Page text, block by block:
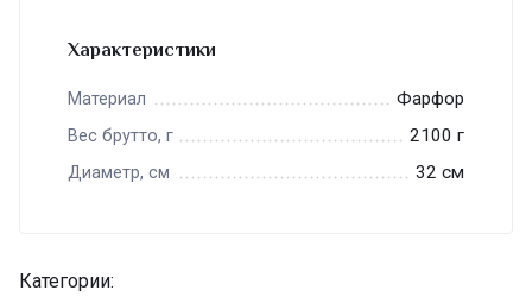
Характеристики
Материал Фарфор
Вес брутто, г 2100 г
Диаметр, см 32 см
Категории: